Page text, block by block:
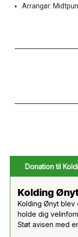
Arrangør:
Donation til
Kolding
Kolding Ønyt blev
holde dig
Støt avisen med